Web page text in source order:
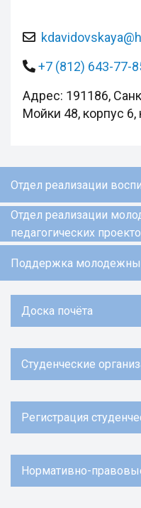
+7 (812) 643-77-
Адрес: 191186,
Мойки 48, корпус 6,
Отдел реализации
Отдел реализации
педагогических
Поддержка
Доска почёта
Студенческие
Регистрация
Нормативно-